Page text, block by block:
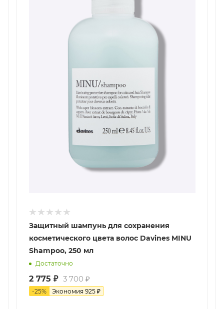
Защитный шампунь для сохранения
косметического цвета волос Davines MINU
Shampoo, 250 мл
Достаточно
2 775 ₽ 3 700 ₽
-25% Экономия 925 ₽